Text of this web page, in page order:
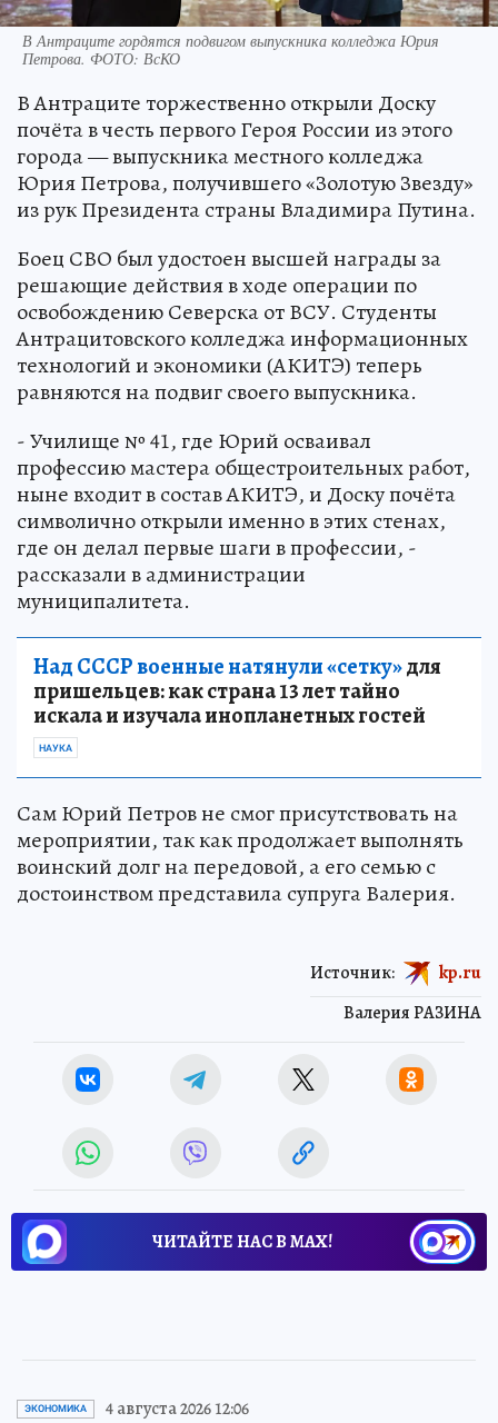
В Антраците гордятся подвигом выпускника колледжа Юрия
Петрова. ФОТО: ВсКО
В Антраците торжественно открыли Доску
почёта в честь первого Героя России из этого
города — выпускника местного колледжа
Юрия Петрова, получившего «Золотую Звезду»
из рук Президента страны Владимира Путина.
Боец СВО был удостоен высшей награды за
решающие действия в ходе операции по
освобождению Северска от ВСУ. Студенты
Антрацитовского колледжа информационных
технологий и экономики (АКИТЭ) теперь
равняются на подвиг своего выпускника.
- Училище № 41, где Юрий осваивал
профессию мастера общестроительных работ,
ныне входит в состав АКИТЭ, и Доску почёта
символично открыли именно в этих стенах,
где он делал первые шаги в профессии, -
рассказали в администрации
муниципалитета.
Над СССР военные натянули «сетку»для
пришельцев: как страна 13 лет тайно
искала и изучала инопланетных гостей
НАУКА
Сам Юрий Петров не смог присутствовать на
мероприятии, так как продолжает выполнять
воинский долг на передовой, а его семью с
достоинством представила супруга Валерия.
Валерия РАЗИНА
Источник: kp.ru
ЧИТАЙТЕ НАС В МАХ!
ЭКОНОМИКА 4 августа 2026 12:06